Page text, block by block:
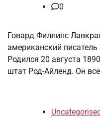
0
Говард Филлипс
американский
Родился 20 августа
штат Род-Айленд. Он